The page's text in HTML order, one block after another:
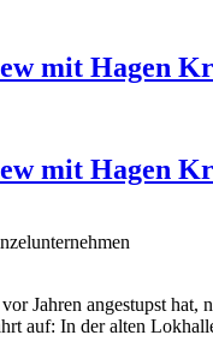
mit Hagen
mit Hagen
Jahren angestupst
auf: In der alten